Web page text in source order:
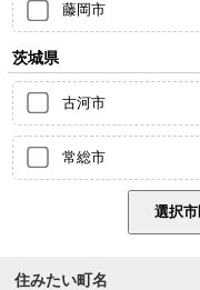
藤岡市
茨城県
古河市
常総市
住みたい町名